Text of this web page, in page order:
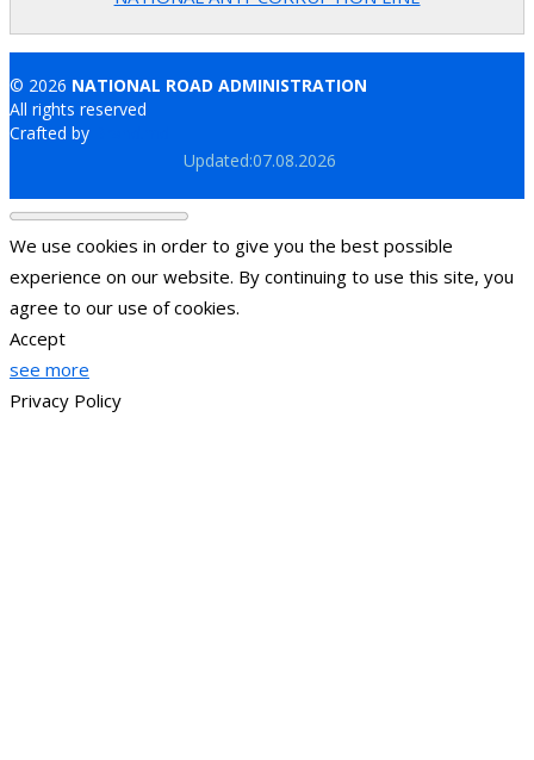
© 2026 NATIONAL ROAD ADMINISTRATION
All rights reserved
Crafted by
Updated:07.08.2026
We use cookies in order to give you the best possible
experience on our website. By continuing to use this site, you
agree to our use of cookies.
Accept
see more
Privacy Policy